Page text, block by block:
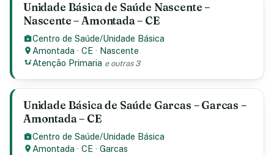
Unidade Básica de Saúde Nascente –
Nascente – Amontada – CE
Centro de Saúde/Unidade Básica
Amontada ·CE · Nascente
Atenção Primaria e outras 3
Unidade Básica de Saúde Garcas – Garcas –
Amontada – CE
Centro de Saúde/Unidade Básica
Amontada ·CE ·Garcas